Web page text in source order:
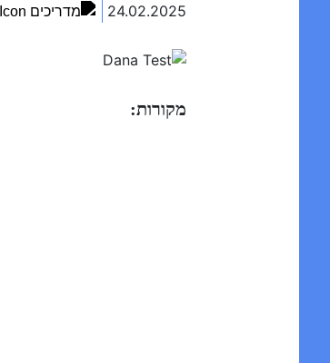
24.02.2025
מקורות: